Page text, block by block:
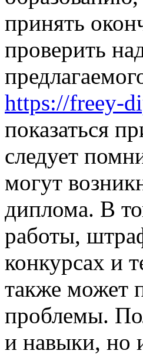
принять
проверить
https://freey-
показаться
следует
могут
диплома. В
работы,
конкурсах и
также может
проблемы.
и навыки, но